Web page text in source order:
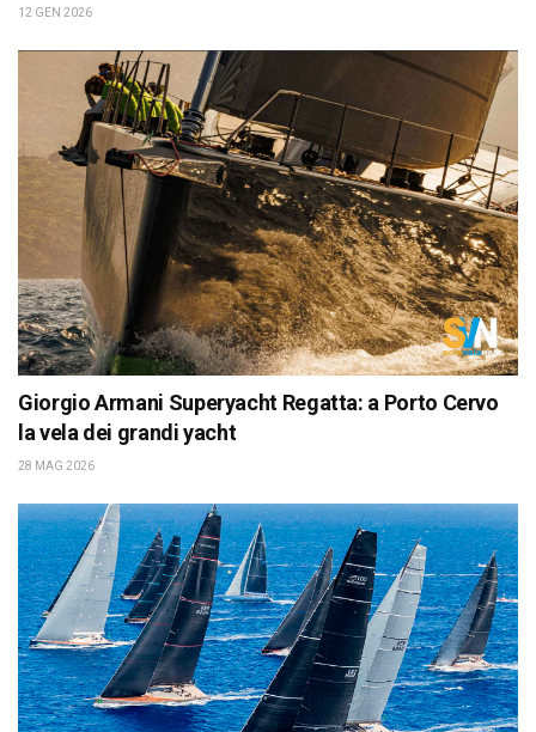
12 GEN 2026
Giorgio Armani Superyacht Regatta: a Porto Cervo
la vela dei grandi yacht
28 MAG 2026